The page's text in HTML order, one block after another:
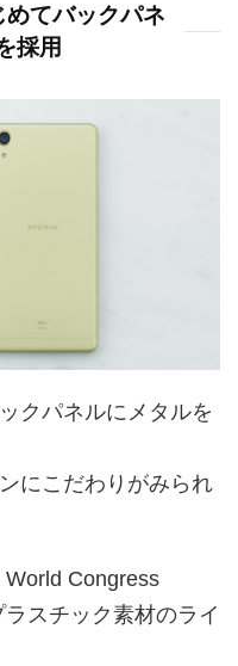
てバックパネ
採用
クパネルにメタルを
にこだわりがみられ
Congress
スチック素材のライ